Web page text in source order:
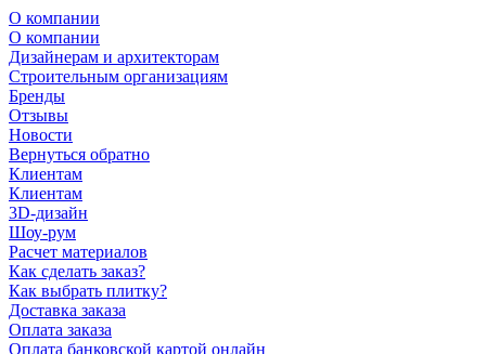
О компании
О компании
Дизайнерам и архитекторам
Строительным организациям
Бренды
Отзывы
Новости
Вернуться обратно
Клиентам
Клиентам
3D-дизайн
Шоу-рум
Расчет материалов
Как сделать заказ?
Как выбрать плитку?
Доставка заказа
Оплата заказа
Оплата банковской картой онлайн